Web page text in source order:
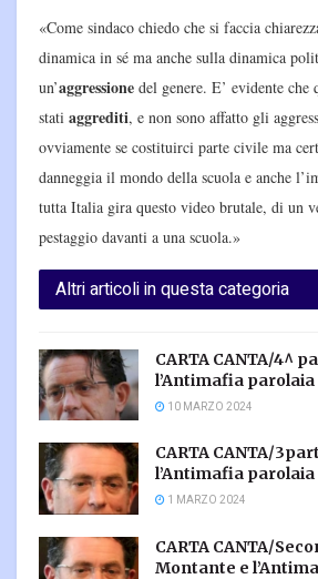
«Come sindaco chiedo che si faccia
dinamica in sé ma anche sulla dinamica
un’aggressione del genere. E’ evidente che
stati aggrediti, e non sono affatto gli
ovviamente se costituirci parte civile ma
danneggia il mondo della scuola e anche
tutta Italia gira questo video brutale, di un
pestaggio davanti a una scuola.»
Altri articoli in questa categoria
CARTA CANTA/4^
l’Antimafia parolaia
10 MARZO 2024
CARTA CANTA/
l’Antimafia parolaia
1 MARZO 2024
CARTA CANTA/
Montante e